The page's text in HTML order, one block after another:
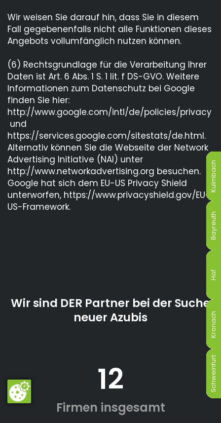
Kulmbach
Bayreuth
Hof
Kronach
Schweinfurt
Kulmbach
Bayreuth
Hof
Kronach
Schweinfurt
Kulmbach
Bayreuth
Hof
Kronach
Schweinfurt
Kulmbach
Bayreuth
Hof
Kronach
Schweinfurt
Kulmbach
Bayreuth
Hof
Kronach
Schweinfurt
Kulmbach
Bayreuth
Hof
Kronach
Schweinfurt
Wir weisen Sie darauf hin, dass Sie in diesem
Fall gegebenenfalls nicht alle Funktionen dieses
Angebots vollumfänglich nutzen können.
(6) Rechtsgrundlage für die Verarbeitung Ihrer
Daten ist Art. 6 Abs. 1 S. 1 lit. f DS-GVO. Weitere
Informationen zum Datenschutz bei Google
finden Sie hier:
http://www.google.com/intl/de/policies/privacy
und
https://services.google.com/sitestats/de.html.
Alternativ können Sie die Webseite der Network
Advertising Initiative (NAI) unter
http://www.networkadvertising.org besuchen.
Google hat sich dem EU-US Privacy Shield
unterworfen, https://www.privacyshield.gov/EU-
US-Framework.
Wir sind DER Partner bei der Suche
neuer Azubis
12
Firmen insgesamt